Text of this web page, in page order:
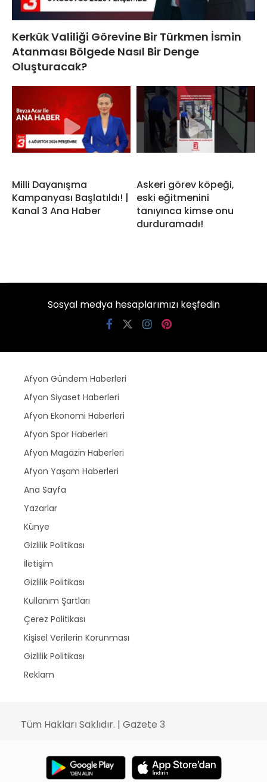
Kerkük Valiliği Görevine Bir Türkmen İsmin
Atanması Bölgede Nasıl Bir Denge
Oluşturacak?
Milli Dayanışma
Kampanyası Başlatıldı! |
Kanal 3 Ana Haber
Askeri görev köpeği,
eski eğitmenini
tanıyınca kimse onu
durduramadı!
Sosyal medya hesaplarımızı keşfedin
Afyon Gündem Haberleri
Afyon Siyaset Haberleri
Afyon Ekonomi Haberleri
Afyon Spor Haberleri
Afyon Magazin Haberleri
Afyon Yaşam Haberleri
Ana Sayfa
Yazarlar
Künye
Gizlilik Politikası
İletişim
Gizlilik Politikası
Kullanım Şartları
Çerez Politikası
Kişisel Verilerin Korunması
Gizlilik Politikası
Reklam
Tüm Hakları Saklıdır. | Gazete 3